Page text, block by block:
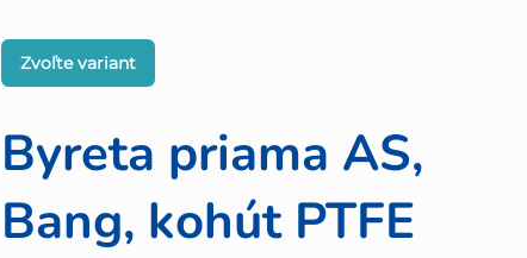
Byreta priama AS,
Bang, kohút PTFE
Zvoľte variant